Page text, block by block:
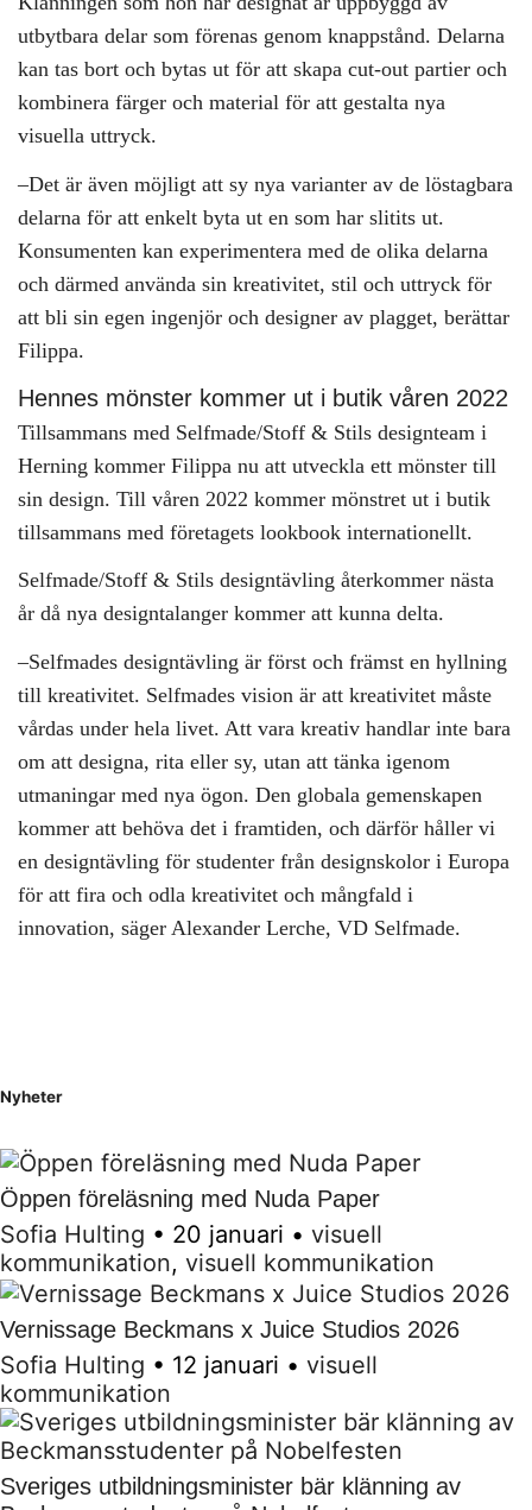
utbytbara delar som förenas genom knappstånd. Delarna
kan tas bort och bytas ut för att skapa cut-out partier och
kombinera färger och material för att gestalta nya
visuella uttryck.
–Det är även möjligt att sy nya varianter av de löstagbara
delarna för att enkelt byta ut en som har slitits ut.
Konsumenten kan experimentera med de olika delarna
och därmed använda sin kreativitet, stil och uttryck för
att bli sin egen ingenjör och designer av plagget, berättar
Filippa.
Hennes mönster kommer ut i butik våren 2022
Tillsammans med Selfmade/Stoff & Stils designteam i
Herning kommer Filippa nu att utveckla ett mönster till
sin design. Till våren 2022 kommer mönstret ut i butik
tillsammans med företagets lookbook internationellt.
Selfmade/Stoff & Stils designtävling återkommer nästa
år då nya designtalanger kommer att kunna delta.
–Selfmades designtävling är först och främst en hyllning
till kreativitet. Selfmades vision är att kreativitet måste
vårdas under hela livet. Att vara kreativ handlar inte bara
om att designa, rita eller sy, utan att tänka igenom
utmaningar med nya ögon. Den globala gemenskapen
kommer att behöva det i framtiden, och därför håller vi
en designtävling för studenter från designskolor i Europa
för att fira och odla kreativitet och mångfald i
innovation, säger Alexander Lerche, VD Selfmade.
Nyheter
Öppen föreläsning med Nuda Paper
Sofia Hulting • 20 januari • visuell
kommunikation, visuell kommunikation
Vernissage Beckmans x Juice Studios 2026
Sofia Hulting • 12 januari • visuell
kommunikation
Sveriges utbildningsminister bär klänning av